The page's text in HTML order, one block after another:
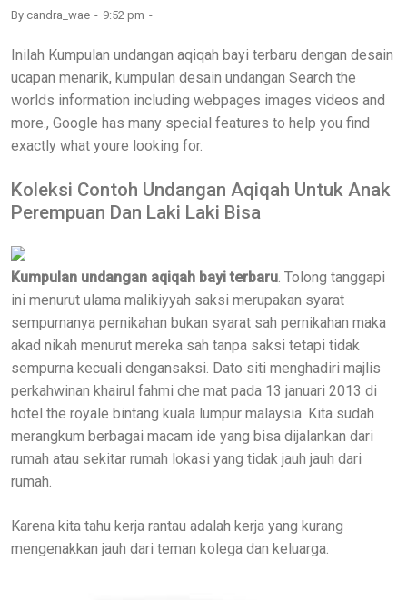
By candra_wae 9:52 pm
Inilah Kumpulan undangan aqiqah bayi terbaru dengan desain
ucapan menarik, kumpulan desain undangan Search the
worlds information including webpages images videos and
more., Google has many special features to help you find
exactly what youre looking for.
Koleksi Contoh Undangan Aqiqah Untuk Anak
Perempuan Dan Laki Laki Bisa
Kumpulan undangan aqiqah bayi terbaru. Tolong tanggapi
ini menurut ulama malikiyyah saksi merupakan syarat
sempurnanya pernikahan bukan syarat sah pernikahan maka
akad nikah menurut mereka sah tanpa saksi tetapi tidak
sempurna kecuali dengansaksi. Dato siti menghadiri majlis
perkahwinan khairul fahmi che mat pada 13 januari 2013 di
hotel the royale bintang kuala lumpur malaysia. Kita sudah
merangkum berbagai macam ide yang bisa dijalankan dari
rumah atau sekitar rumah lokasi yang tidak jauh jauh dari
rumah.
Karena kita tahu kerja rantau adalah kerja yang kurang
mengenakkan jauh dari teman kolega dan keluarga.